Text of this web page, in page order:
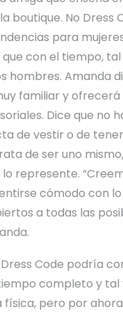
boutique. No Dress
para
con el tiempo, tal
hombres. Amanda
familiar y
Dice que no
de vestir o de
de ser uno
represente.
cómodo con lo
a todas las
Code podría
completo y tal
física, pero por